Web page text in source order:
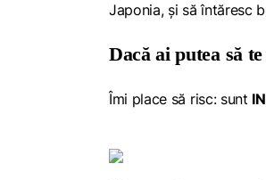
Japonia, și să întăresc
Dacă ai putea să
Îmi place să risc: sunt